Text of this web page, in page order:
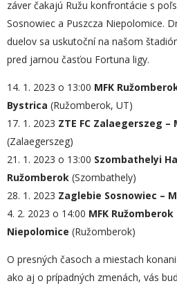
záver čakajú Ružu konfrontácie s
Sosnowiec a Puszcza Niepolomice.
duelov sa uskutoční na našom
pred jarnou časťou Fortuna ligy.
14. 1. 2023 o 13:00 MFK
Bystrica (Ružomberok, UT)
17. 1. 2023 ZTE FC Zalaegerszeg –
(Zalaegerszeg)
21. 1. 2023 o 13:00 Szombathelyi
Ružomberok (Szombathely)
28. 1. 2023 Zaglebie Sosnowiec –
4. 2. 2023 o 14:00 MFK Ružomberok
Niepolomice (Ružomberok)
O presných časoch a miestach
ako aj o prípadných zmenách, vás